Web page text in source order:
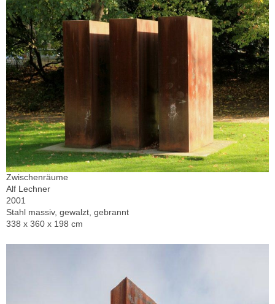
Zwischenräume
Alf Lechner
2001
Stahl massiv, gewalzt, gebrannt
338 x 360 x 198 cm